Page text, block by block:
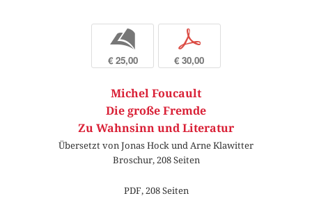
b
€ 25,00
p
€ 30,00
Michel Foucault
Die große Fremde
Zu Wahnsinn und Literatur
Übersetzt von Jonas Hock und Arne Klawitter
Broschur, 208 Seiten
PDF, 208 Seiten